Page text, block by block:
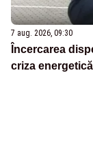
7 aug. 2026, 09:30
Încercarea
criza